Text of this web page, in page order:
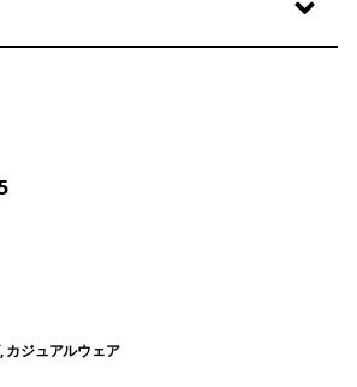
カジュアルウェア